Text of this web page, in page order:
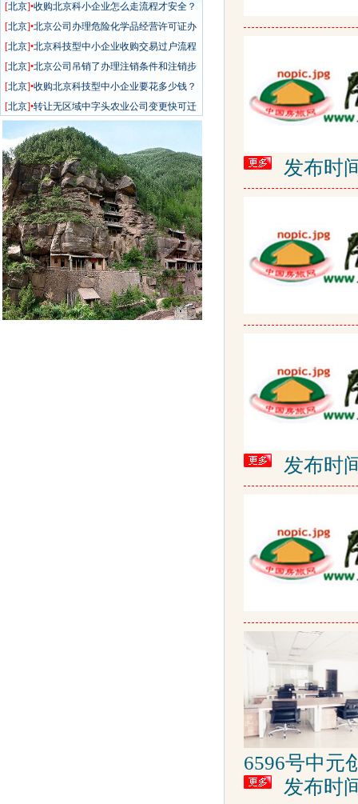
发布时
发布时
6596号中元
发布时
证办理条件和办理流程
[北京]•收购北京科小企业怎么走流程才安全？
工商过户的详细流程介绍
[北京]•北京公司办理危险化学品经营许可证办
理要求和办理步骤
[北京]•北京科技型中小企业收购交易过户流程
详解及工商审核注意事项
[北京]•北京公司吊销了办理注销条件和注销步
骤详情
[北京]•收购北京科技型中小企业要花多少钱？
详细费用明细+交易过户流程
[北京]•转让无区域中字头农业公司变更快可迁